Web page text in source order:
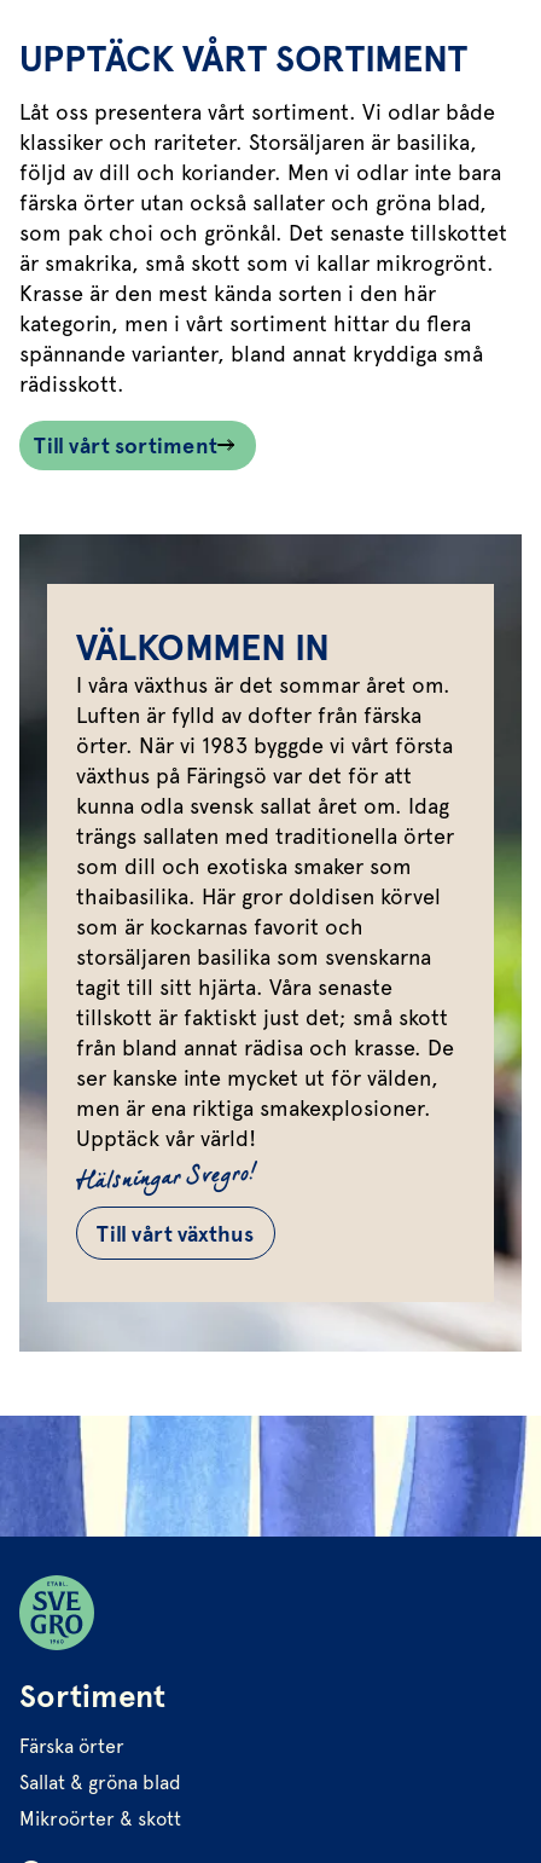
UPPTÄCK VÅRT SORTIMENT
Låt oss presentera vårt sortiment. Vi odlar både
klassiker och rariteter. Storsäljaren är basilika,
följd av dill och koriander. Men vi odlar inte bara
färska örter utan också sallater och gröna blad,
som pak choi och grönkål. Det senaste tillskottet
är smakrika, små skott som vi kallar mikrogrönt.
Krasse är den mest kända sorten i den här
kategorin, men i vårt sortiment hittar du flera
spännande varianter, bland annat kryddiga små
rädisskott.
Till vårt sortiment
VÄLKOMMEN IN
I våra växthus är det sommar året om.
Luften är fylld av dofter från färska
örter. När vi 1983 byggde vi vårt första
växthus på Färingsö var det för att
kunna odla svensk sallat året om. Idag
trängs sallaten med traditionella örter
som dill och exotiska smaker som
thaibasilika. Här gror doldisen körvel
som är kockarnas favorit och
storsäljaren basilika som svenskarna
tagit till sitt hjärta. Våra senaste
tillskott är faktiskt just det; små skott
från bland annat rädisa och krasse. De
ser kanske inte mycket ut för välden,
men är ena riktiga smakexplosioner.
Upptäck vår värld!
Hälsningar Svegro!
Till vårt växthus
Sortiment
Färska örter
Sallat & gröna blad
Mikroörter & skott